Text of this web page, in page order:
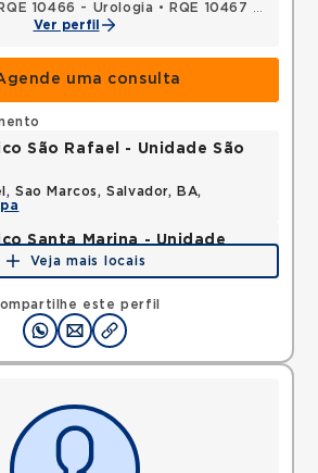
RQE 10466 - Urologia •
RQE 10467 - Cirurgia geral
Ver perfil
uma consulta
este perfil
São Rafael - Unidade São
Sao Marcos, Salvador, BA,
Santa Marina - Unidade
Machado Metello, Chacara
Grande, MS, 79040830 •
Veja mais locais